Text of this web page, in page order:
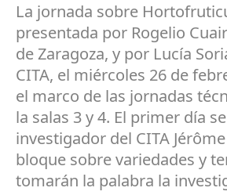
La jornada sobre
presentada por Rogelio
de Zaragoza, y por Lucía
CITA, el miércoles 26 de
el marco de las jornadas
la salas 3 y 4. El primer día
investigador del CITA
bloque sobre variedades y
tomarán la palabra la